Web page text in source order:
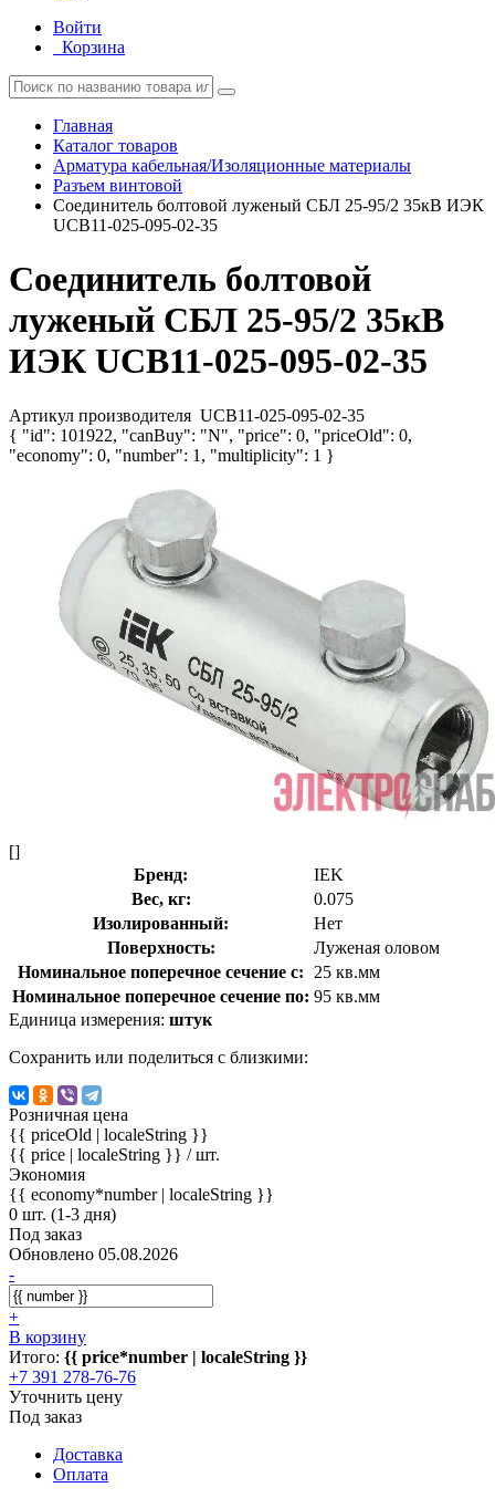
Войти
Корзина
Главная
Каталог товаров
Арматура кабельная/Изоляционные материалы
Разъем винтовой
Соединитель болтовой луженый СБЛ 25-95/2 35кВ ИЭК
UCB11-025-095-02-35
Соединитель болтовой
луженый СБЛ 25-95/2 35кВ
ИЭК UCB11-025-095-02-35
Артикул производителя UCB11-025-095-02-35
{ "id": 101922, "canBuy": "N", "price": 0, "priceOld": 0,
"economy": 0, "number": 1, "multiplicity": 1 }
[]
Бренд:
IEK
Вес, кг:
0.075
Изолированный:
Нет
Поверхность:
Луженая оловом
Номинальное поперечное сечение с:
25 кв.мм
Номинальное поперечное сечение по: 95 кв.мм
Единица измерения: штук
Сохранить или поделиться с близкими:
Розничная цена
{{ priceOld | localeString }}
{{ price | localeString }} / шт.
Экономия
{{ economy*number | localeString }}
0 шт. (1-3 дня)
Под заказ
Обновлено 05.08.2026
-
+
В корзину
Итого: {{ price*number | localeString }}
+7 391 278-76-76
Уточнить цену
Под заказ
Доставка
Оплата